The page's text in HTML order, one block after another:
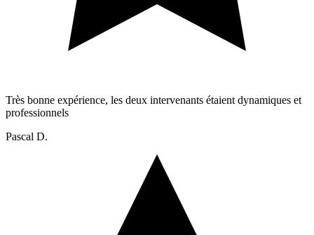
Très bonne expérience, les deux intervenants étaient dynamiques et
professionnels
Pascal D.